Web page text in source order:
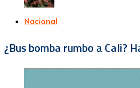
Nacional
¿Bus bomba rumbo a Cali?